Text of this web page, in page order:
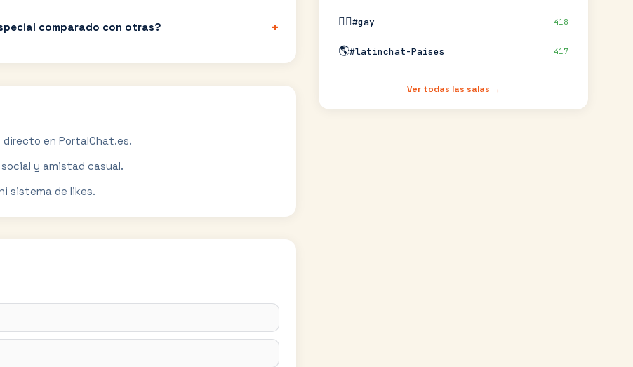
🏳️‍🌈#gay 418
🌎#latinchat-Paises 417
Ver todas las salas →
comparado con otras? +
en PortalChat.es.
y amistad casual.
sistema de likes.